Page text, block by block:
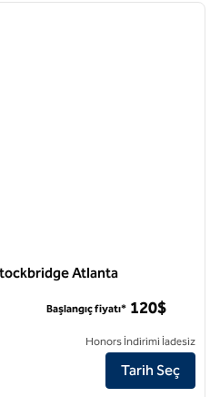
Atlanta
Atlanta için otel bilgilerini
Başlangıç fiyatı* 120$
Honors İndirimi İadesiz
Tarih Seç